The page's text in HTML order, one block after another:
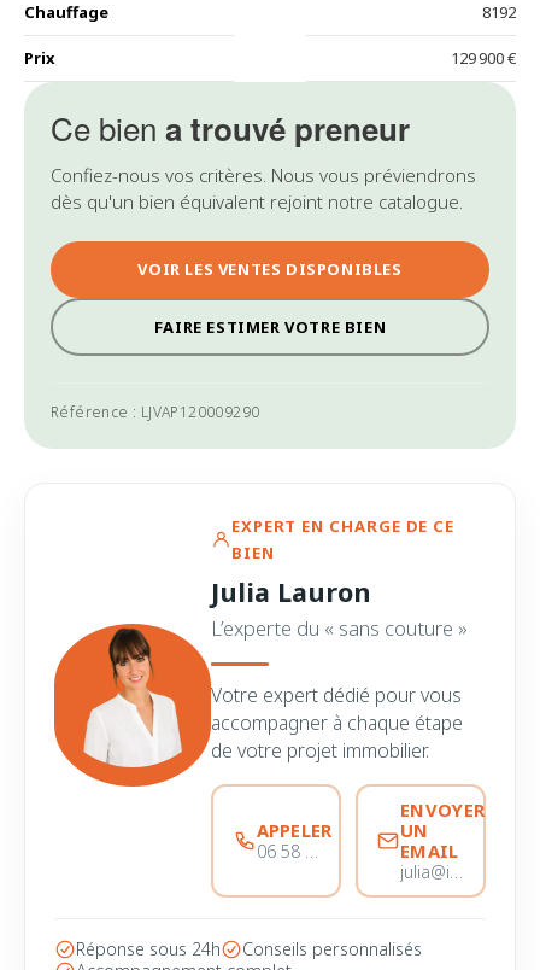
Ce bien a trouvé preneur
Confiez-nous vos critères. Nous vous préviendrons
dès qu'un bien équivalent rejoint notre catalogue.
VOIR LES VENTES DISPONIBLES
FAIRE ESTIMER VOTRE BIEN
Référence : LJVAP120009290
Chauffage 8192
Prix 129 900 €
EXPERT EN CHARGE DE CE
BIEN
Julia Lauron
L’experte du « sans couture »
Votre expert dédié pour vous
accompagner à chaque étape
de votre projet immobilier.
APPELER
06 58 44 28 28
ENVOYER
UN
EMAIL
julia@immobiliere-pujol.fr
Réponse sous 24h
Conseils personnalisés